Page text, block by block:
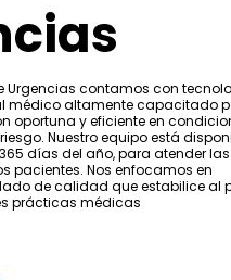
Urgencias contamos con
médico altamente capacitado
oportuna y eficiente en
Nuestro equipo está
días del año, para atender las
pacientes. Nos enfocamos en
de calidad que estabilice al
prácticas médicas